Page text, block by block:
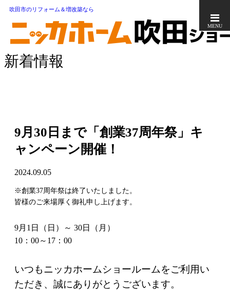
吹田市のリフォーム＆増改築なら
MENU
新着情報
9月30日まで「創業37周年祭」キ
ャンペーン開催！
2024.09.05
※創業37周年祭は終了いたしました。
皆様のご来場厚く御礼申し上げます。
9月1日 （日）
～ 30日（月）
10：00～17：00
いつもニッカホームショールームをご利用い
ただき、誠にありがとうございます。